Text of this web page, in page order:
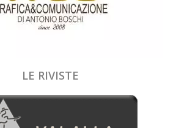
LE RIVISTE